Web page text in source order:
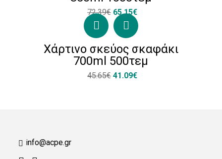
72.39€ 65.15€
Χάρτινο σκεύος σκαφάκι
700ml 500τεμ
45.65€ 41.09€
info@acpe.gr